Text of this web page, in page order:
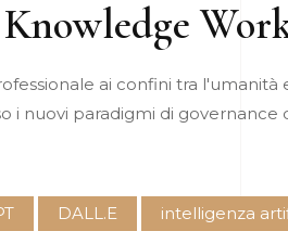
ai confini tra
i nuovi paradigmi di
DALL.E intelligenza